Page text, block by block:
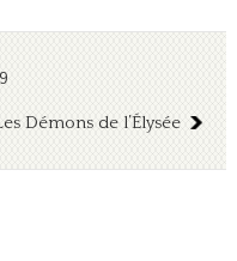
Démons de l’Élysée